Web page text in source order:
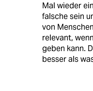
Mal wieder
falsche sein
von
relevant,
geben kann.
besser als